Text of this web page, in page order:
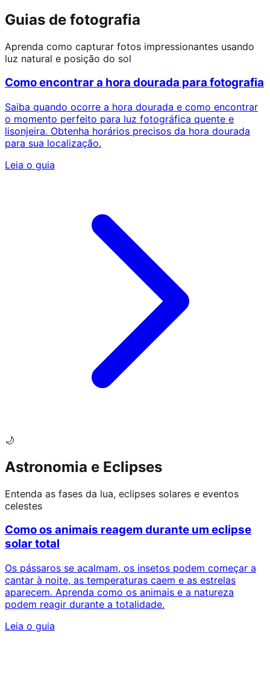
Guias de fotografia
Aprenda como capturar fotos impressionantes usando
luz natural e posição do sol
Como encontrar a hora dourada para fotografia
Saiba quando ocorre a hora dourada e como encontrar
o momento perfeito para luz fotográfica quente e
lisonjeira. Obtenha horários precisos da hora dourada
para sua localização.
Leia o guia
🌙
Astronomia e Eclipses
Entenda as fases da lua, eclipses solares e eventos
celestes
Como os animais reagem durante um eclipse
solar total
Os pássaros se acalmam, os insetos podem começar a
cantar à noite, as temperaturas caem e as estrelas
aparecem. Aprenda como os animais e a natureza
podem reagir durante a totalidade.
Leia o guia